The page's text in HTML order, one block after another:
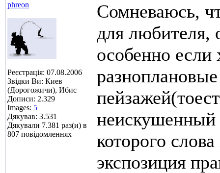
phreon
Реєстрація: 07.08.2006
Звідки Ви: Киев
(Дорогожичи), Ибис
Дописи: 2.329
Images: 5
Дякував: 3.531
Дякували 7.381 раз(и) в
807 повідомленнях
Сомневаюсь,
для любителя,
особенно если
неискушенный
которого
экспозиция